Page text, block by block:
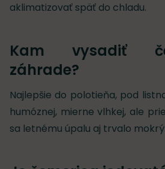
aklimatizovať späť do chladu.
Kam vysadiť
záhrade?
Najlepšie do polotieňa, pod
humóznej, mierne vlhkej, ale
sa letnému úpalu aj trvalo